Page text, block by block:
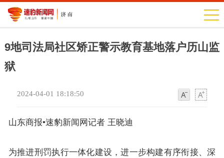
9地司法局社区矫正警示教育基地落户历山监
狱
2024-04-01 18:18:50
山东商报•速豹新闻网记者 王晓迪
为推进刑罚执行一体化建设，进一步构建有序衔接、深